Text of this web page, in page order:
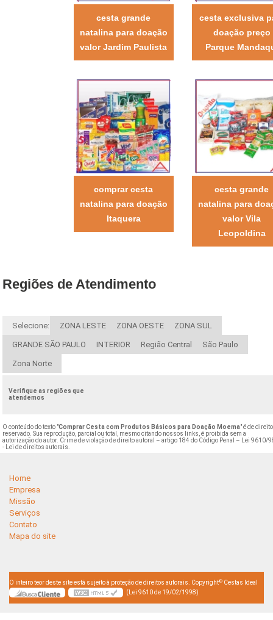
cesta grande
natalina para doação
valor Jardim Paulista
cesta exclusiva
doação preço
Parque
comprar cesta
natalina para doação
Itaquera
cesta grande
natalina para
valor Vila
Leopoldina
Regiões de Atendimento
Selecione: ZONA LESTE ZONA OESTE ZONA SUL
GRANDE SÃO PAULO INTERIOR Região Central São Paulo
Zona Norte
Verifique as regiões que
atendemos
O conteúdo do texto "Comprar Cesta com Produtos Básicos para Doação Moema" é de direito
reservado. Sua reprodução, parcial ou total, mesmo citando nossos links, é proibida sem a
autorização do autor. Crime de violação de direito autoral – artigo 184 do Código Penal –
Lei 9610/
- Lei de direitos autorais
Home
Empresa
Missão
Serviços
Contato
Mapa do site
O inteiro teor deste site está sujeito à proteção de direitos autorais. Copyright© Cestas Ideal
(Lei 9610 de 19/02/1998)